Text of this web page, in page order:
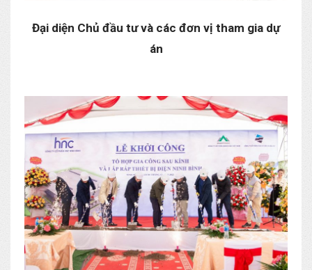
Đại diện Chủ đầu tư và các đơn vị tham gia dự
án